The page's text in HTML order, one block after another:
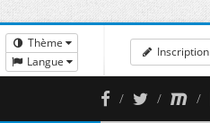
Thème
Langue
Inscription